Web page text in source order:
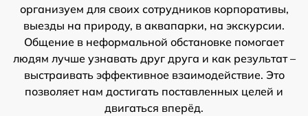
организуем для своих сотрудников корпоративы,
выезды на природу, в аквапарки, на экскурсии.
Общение в неформальной обстановке помогает
людям лучше узнавать друг друга и как результат –
выстраивать эффективное взаимодействие. Это
позволяет нам достигать поставленных целей и
двигаться вперёд.